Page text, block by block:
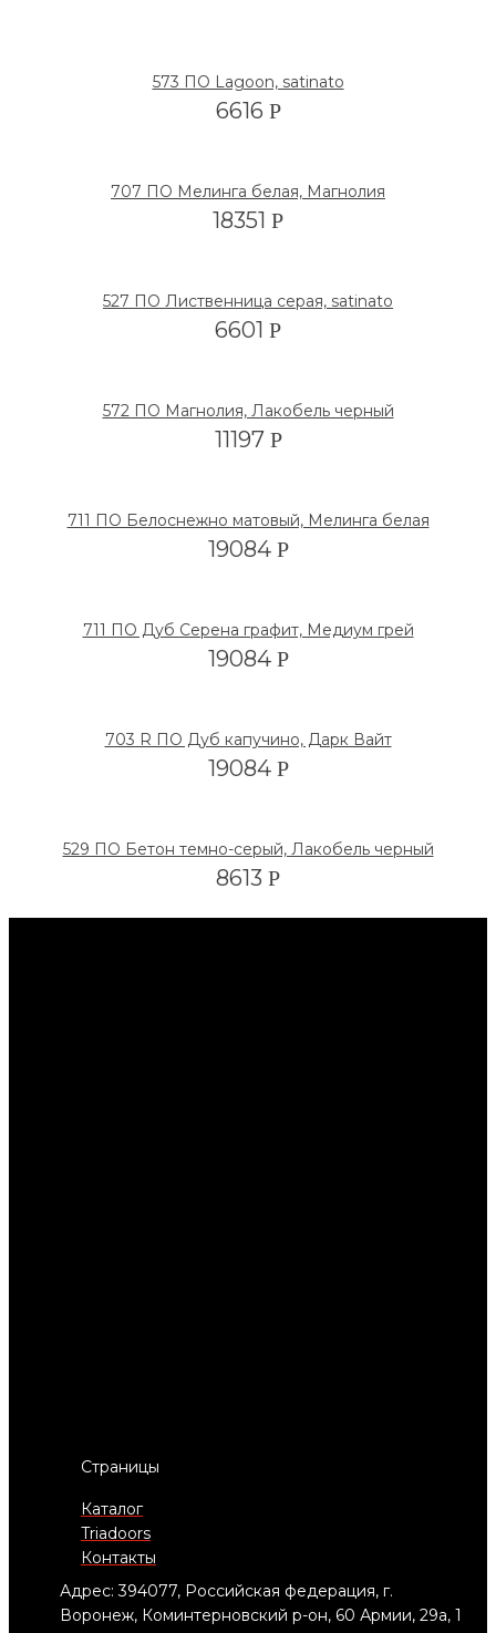
573 ПО Lagoon, satinato
6616 Р
707 ПО Мелинга белая, Магнолия
18351 Р
527 ПО Лиственница серая, satinato
6601 Р
572 ПО Магнолия, Лакобель черный
11197 Р
711 ПО Белоснежно матовый, Мелинга белая
19084 Р
711 ПО Дуб Серена графит, Медиум грей
19084 Р
703 R ПО Дуб капучино, Дарк Вайт
19084 Р
529 ПО Бетон темно-серый, Лакобель черный
8613 Р
Страницы
Каталог
Triadoors
Контакты
Адрес: 394077, Российская федерация, г.
Воронеж, Коминтерновский р-он, 60 Армии, 29а, 1